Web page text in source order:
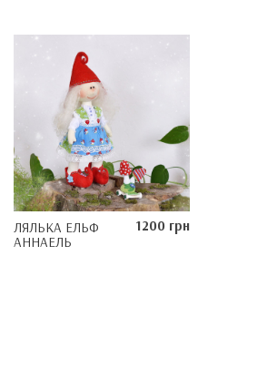
ЛЯЛЬКА ЕЛЬФ
АННАЕЛЬ
1200 грн